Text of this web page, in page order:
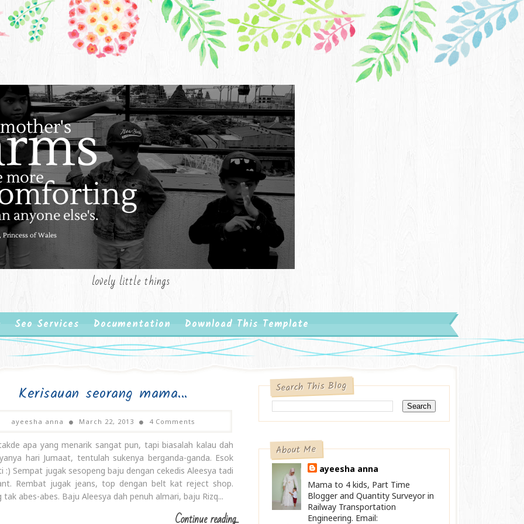
lovely little things
Seo Services Documentation Download This Template
Kerisauan seorang mama...
ayeesha anna March 22, 2013 4 Comments
apa yang menarik sangat pun, tapi biasalah kalau dah
hari Jumaat, tentulah sukenya berganda-ganda. Esok
:) Sempat jugak sesopeng baju dengan cekedis Aleesya tadi
Rembat jugak jeans, top dengan belt kat reject shop.
tak abes-abes. Baju Aleesya dah penuh almari, baju Rizq...
Continue reading...
Search This Blog
About Me
ayeesha anna
Mama to 4 kids, Part Time
Blogger and Quantity Surveyor in
Railway Transportation
Engineering. Email: